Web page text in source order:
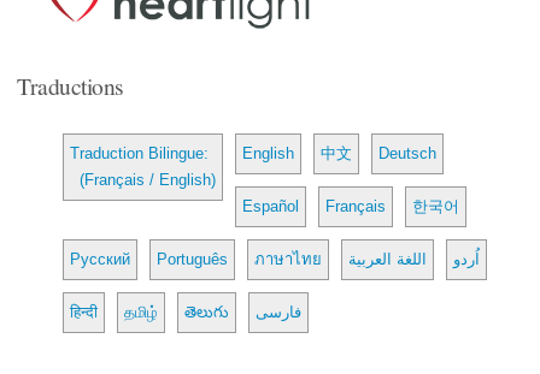
Traductions
Traduction Bilingue:
(Français / English)
English 中文 Deutsch
Español Français 한국어
Русский Português ภาษาไทย اللغة العربية اُردو
हिन्दी தமிழ் తెలుగు فارسی